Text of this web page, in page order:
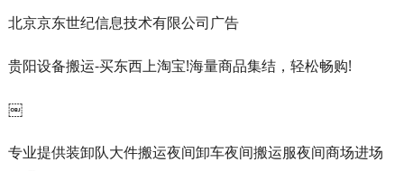
北京京东世纪信息技术有限公司广告
贵阳设备搬运-买东西上淘宝!海量商品集结，轻松畅购!
￼
专业提供装卸队大件搬运夜间卸车夜间搬运服夜间商场进场